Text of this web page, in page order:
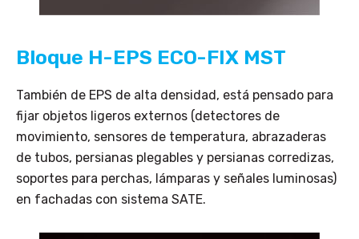
Bloque H-EPS ECO-FIX MST
También de EPS de alta densidad, está pensado para
fijar objetos ligeros externos (detectores de
movimiento, sensores de temperatura, abrazaderas
de tubos, persianas plegables y persianas corredizas,
soportes para perchas, lámparas y señales luminosas)
en fachadas con sistema SATE.